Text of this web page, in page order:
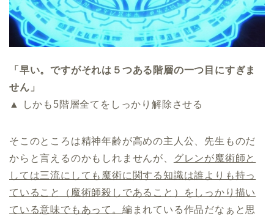
「早い。ですがそれは５つある階層の一つ目にすぎま
せん」
▲ しかも5階層全てをしっかり解除させる
そこのところは精神年齢が高めの主人公、先生ものだ
からと言えるのかもしれませんが、
グレンが魔術師と
しては三流にしても魔術に関する知識は誰よりも持っ
ていること（魔術師殺しであること）をしっかり描い
ている意味でもあって。 編まれている作品だなぁと思